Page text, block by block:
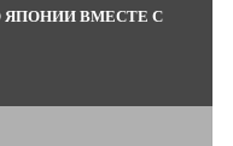
ЯПОНИИ ВМЕСТЕ С